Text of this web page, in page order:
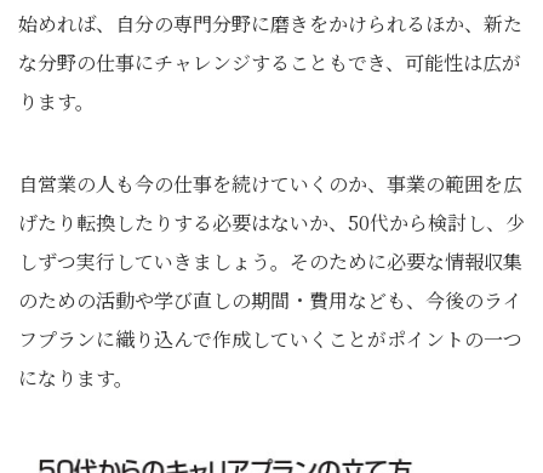
始めれば、自分の専門分野に磨きをかけられるほか、新た
な分野の仕事にチャレンジすることもでき、可能性は広が
ります。
自営業の人も今の仕事を続けていくのか、事業の範囲を広
げたり転換したりする必要はないか、50代から検討し、少
しずつ実行していきましょう。そのために必要な情報収集
のための活動や学び直しの期間・費用なども、今後のライ
フプランに織り込んで作成していくことがポイントの一つ
になります。